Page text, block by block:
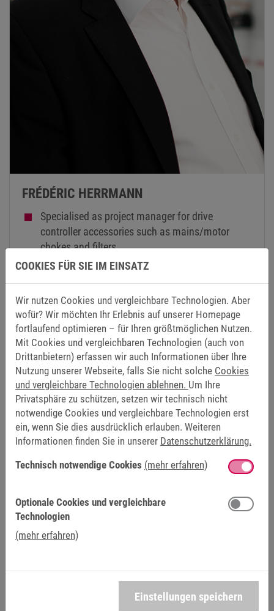
FRÉDÉRIC HERRMANN
Specialised as project manager for drive
controller accessories such as mains/motor
chokes and filters
Sales, new customer acquisition, system design
for customer projects
Since 2013 in the field of renewable energy sales
with a focus on Asia
With the company since 1988: customer
acquisition in the export sector
Worldwide development of agencies and
representatives
COOKIES FÜR SIE IM EINSATZ
Wir nutzen Cookies und vergleichbare Technologien. Aber
wofür? Wir möchten Ihr Erlebnis auf unserer Homepage
fortlaufend optimieren – für Ihren größtmöglichen Nutzen.
Mit Cookies und vergleichbaren Technologien (auch von
Drittanbietern) erfassen wir auch Informationen über Ihre
Nutzung unserer Webseite, falls Sie nicht solche Cookies
und vergleichbare Technologien ablehnen. Um Ihre
Privatsphäre zu schützen, setzen wir technisch nicht
notwendige Cookies und vergleichbare Technologien erst
ein, wenn Sie dies ausdrücklich erlauben. Weiteren
Informationen finden Sie in unserer Datenschutzerklärung.
Technisch notwendige Cookies (mehr erfahren)
Optionale Cookies und vergleichbare
Technologien
(mehr erfahren)
Einstellungen speichern